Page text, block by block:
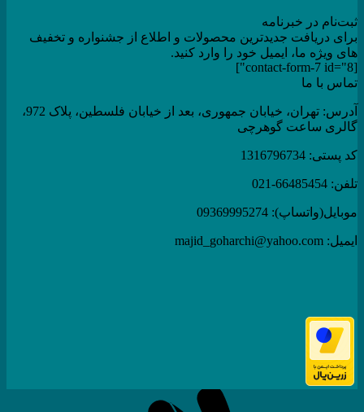
ثبت‌نام در خبرنامه
برای دریافت جدیدترین محصولات و اطلاع از جشنواره و تخفیف
های ویژه ما، ایمیل خود را وارد کنید.
[contact-form-7 id="8"]
تماس با ما
آدرس: تهران، خیابان جمهوری، بعد از خیابان فلسطین، پلاک 972،
گالری ساعت گوهرچی
کد پستی: 1316796734
تلفن: 66485454-021
موبایل(واتساپ): 09369995274
ایمیل: majid_goharchi@yahoo.com